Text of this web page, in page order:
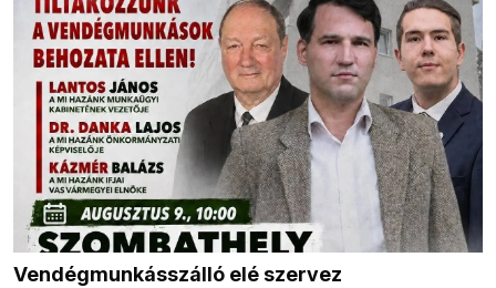
Vendégmunkásszálló elé szervez